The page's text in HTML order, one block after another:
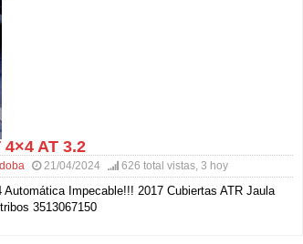
AT 3.2
21/04/2024 626 total vistas, 3 hoy
Automática Impecable!!! 2017 Cubiertas ATR Jaula
3513067150